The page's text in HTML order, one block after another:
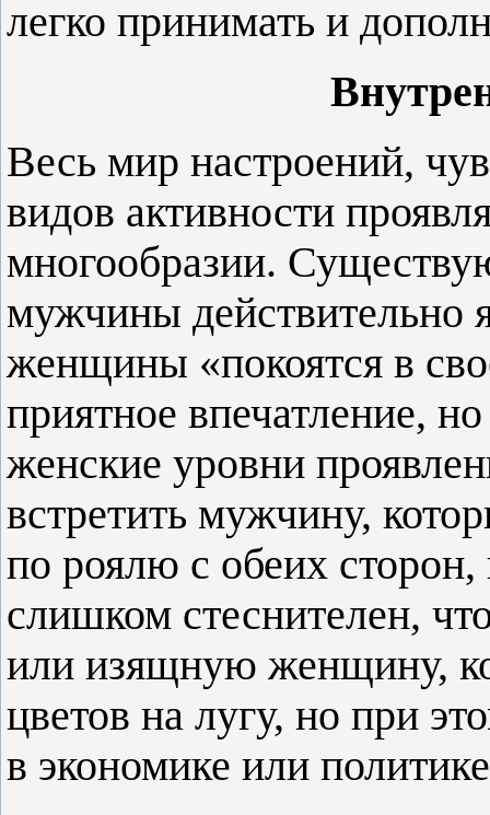
легко принимать и
Весь мир настроений,
видов активности
многообразии.
мужчины действительно
женщины «покоятся в
приятное впечатление,
женские уровни
встретить мужчину,
по роялю с обеих
слишком стеснителен,
или изящную женщину,
цветов на лугу, но при
в экономике или